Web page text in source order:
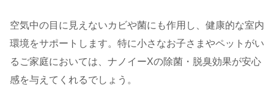
空気中の目に見えないカビや菌にも作用し、健康的な室内
環境をサポートします。特に小さなお子さまやペットがい
るご家庭においては、ナノイーXの除菌・脱臭効果が安心
感を与えてくれるでしょう。